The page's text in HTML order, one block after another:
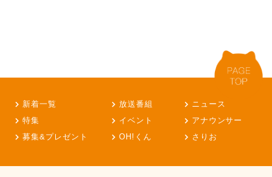
新着一覧 放送番組
ニュース
特集
イベント
アナウンサー
募集&プレゼント
OH!くん さりお